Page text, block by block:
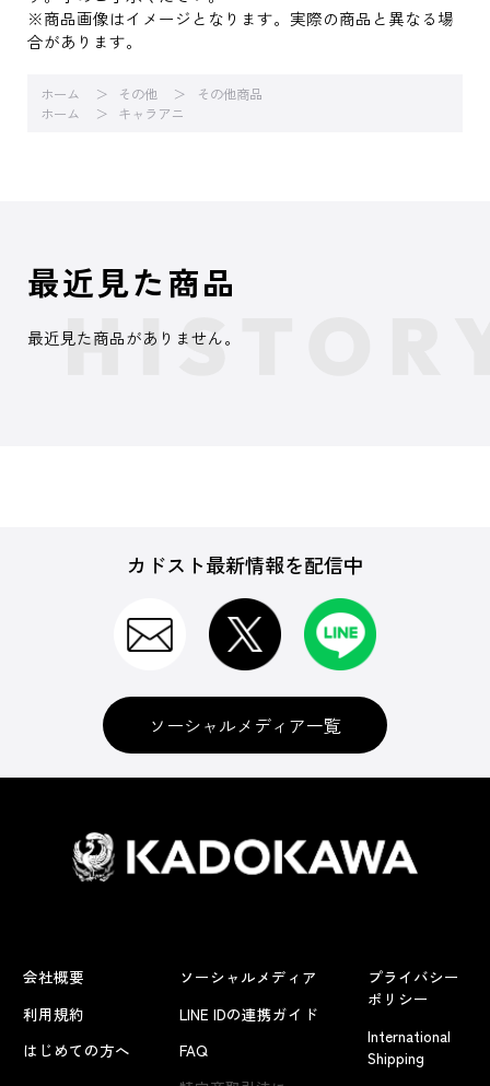
※商品画像はイメージとなります。実際の商品と異なる場
合があります。
ホーム その他
その他商品
ホーム
キャラアニ
最近見た商品
最近見た商品がありません。
カドスト最新情報を配信中
ソーシャルメディア一覧
会社概要
利用規約
はじめての方へ
ソーシャルメディア
LINE IDの連携ガイド
FAQ
プライバシー
ポリシー
International
Shipping